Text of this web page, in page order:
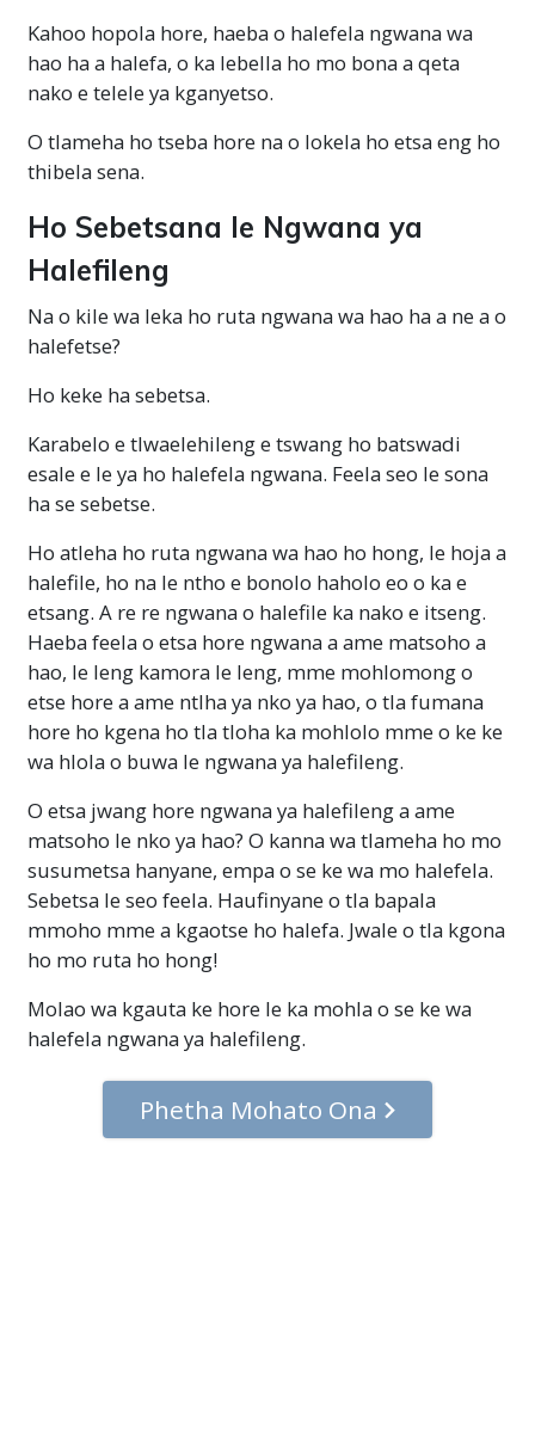
Kahoo hopola hore, haeba o halefela ngwana wa
hao ha a halefa, o ka lebella ho mo bona a qeta
nako e telele ya kganyetso.
O tlameha ho tseba hore na o lokela ho etsa eng ho
thibela sena.
Ho Sebetsana le Ngwana ya
Halefileng
Na o kile wa leka ho ruta ngwana wa hao ha a ne a o
halefetse?
Ho keke ha sebetsa.
Karabelo e tlwaelehileng e tswang ho batswadi
esale e le ya ho halefela ngwana. Feela seo le sona
ha se sebetse.
Ho atleha ho ruta ngwana wa hao ho hong, le hoja a
halefile, ho na le ntho e bonolo haholo eo o ka e
etsang. A re re ngwana o halefile ka nako e itseng.
Haeba feela o etsa hore ngwana a ame matsoho a
hao, le leng kamora le leng, mme mohlomong o
etse hore a ame ntlha ya nko ya hao, o tla fumana
hore ho kgena ho tla tloha ka mohlolo mme o ke ke
wa hlola o buwa le ngwana ya halefileng.
O etsa jwang hore ngwana ya halefileng a ame
matsoho le nko ya hao? O kanna wa tlameha ho mo
susumetsa hanyane, empa o se ke wa mo halefela.
Sebetsa le seo feela. Haufinyane o tla bapala
mmoho mme a kgaotse ho halefa. Jwale o tla kgona
ho mo ruta ho hong!
Molao wa kgauta ke hore le ka mohla o se ke wa
halefela ngwana ya halefileng.
Phetha Mohato Ona